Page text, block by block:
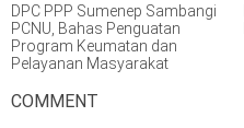
DPC PPP Sumenep Sambangi
PCNU, Bahas Penguatan
Program Keumatan dan
Pelayanan Masyarakat
COMMENT